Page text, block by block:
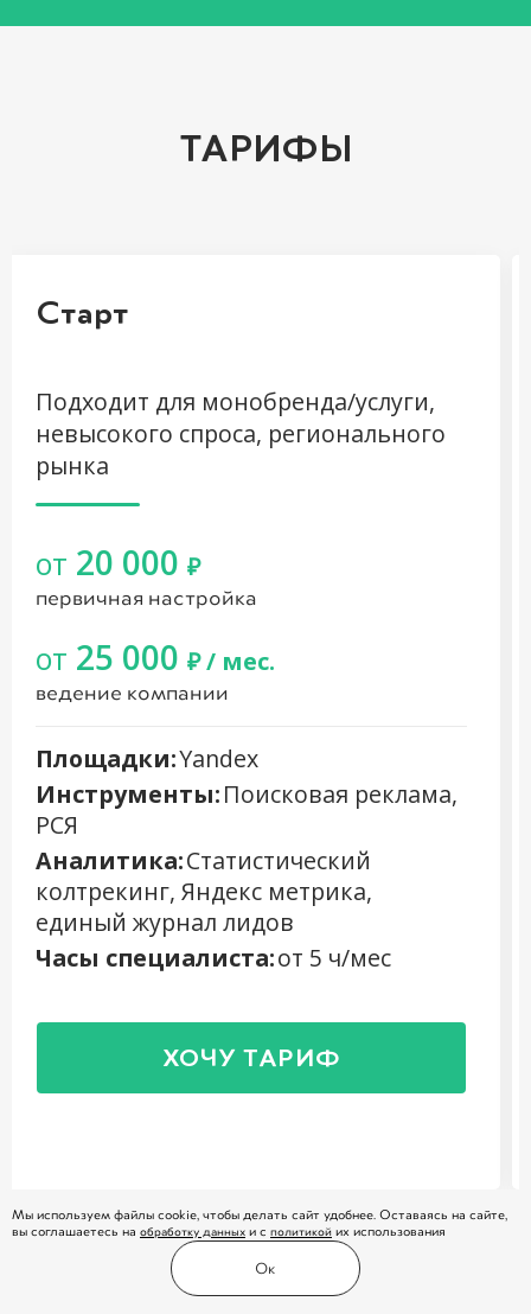
ТАРИФЫ
Старт
Подходит для монобренда/услуги,
невысокого спроса, регионального
рынка
от 20 000 ₽
первичная настройка
от 25 000 ₽/ мес.
ведение компании
Площадки:Yandex
Инструменты:Поисковая реклама,
РСЯ
Аналитика:Статистический
колтрекинг, Яндекс метрика,
единый журнал лидов
Часы специалиста:от 5 ч/мес
ХОЧУ ТАРИФ
01/
Мы используем файлы cookie, чтобы делать сайт удобнее. Оставаясь на сайте,
вы соглашаетесь на обработку данных и с политикой их использования
Ок